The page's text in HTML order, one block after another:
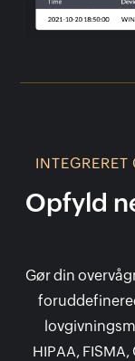
Opfyld
Gør din
HIPAA,